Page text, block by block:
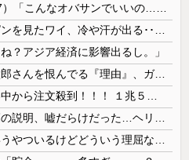
？アジア経済に影響出るし。」
【修羅場】落語家が清水良太郎さんを恨んでる『理由』、ガチでヤバイ・・・・・